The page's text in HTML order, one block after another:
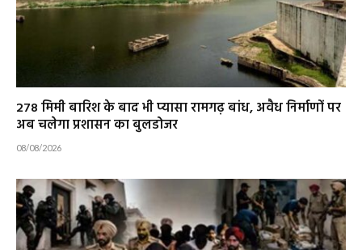
278 मिमी बारिश के बाद भी प्यासा रामगढ़ बांध, अवैध निर्माणों पर
अब चलेगा प्रशासन का बुलडोजर
08/08/2026